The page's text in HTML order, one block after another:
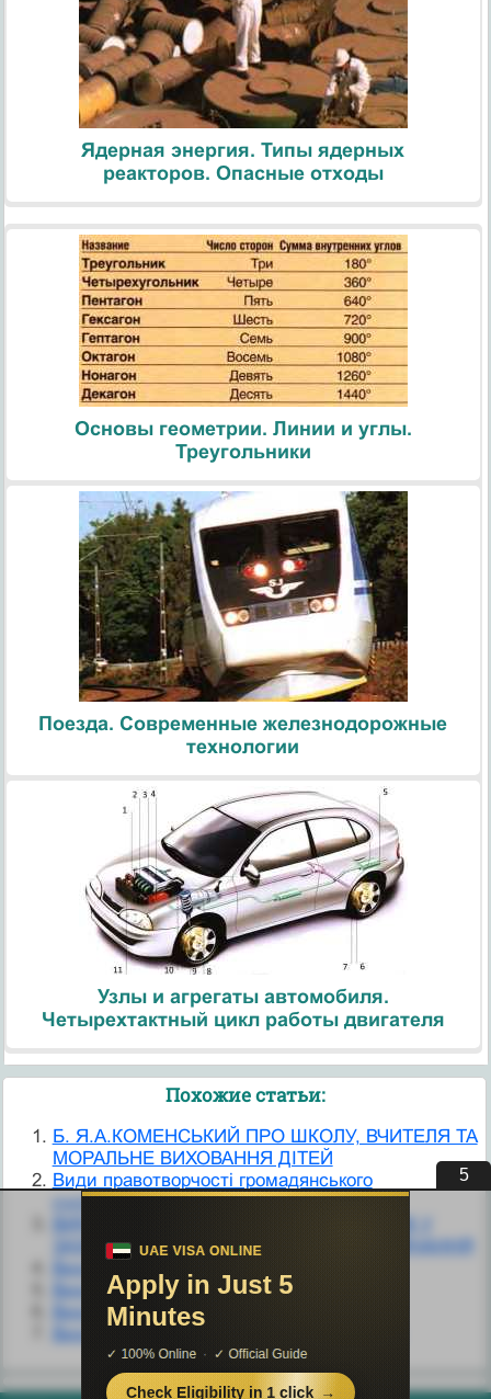
Ядерная энергия. Типы ядерных
реакторов. Опасные отходы
Основы геометрии. Линии и углы.
Треугольники
Поезда. Современные железнодорожные
технологии
Узлы и агрегаты автомобиля.
Четырехтактный цикл работы двигателя
Похожие статьи:
Б. Я.А.КОМЕНСЬКИЙ ПРО ШКОЛУ, ВЧИТЕЛЯ ТА
МОРАЛЬНЕ ВИХОВАННЯ ДІТЕЙ
Види правотворчості громадянського
суспільства.
ЗАХІДНІЙ ЄВРОПІ ТА ОРГАНІЗАЦІЯ НАВЧАННЯ
Виховання батьків
Виховання вольової поведінки
Виховання і розвиток
Виховання культурно-гігієнічних навичок
5